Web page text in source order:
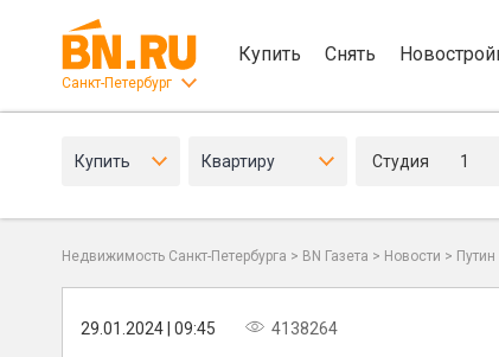
Санкт-Петербург
Купить Снять
Купить Квартиру Студия 1
Недвижимость Санкт-Петербурга > BN Газета > Новости >
29.01.2024 | 09:45 4138264